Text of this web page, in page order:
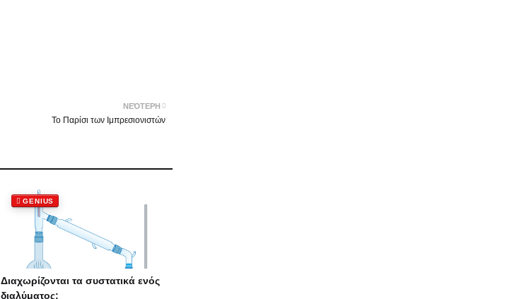
ΝΕΌΤΕΡΗ
Το Παρίσι των Ιμπρεσιονιστών
GENIUS
Διαχωρίζονται τα συστατικά ενός
διαλύματος;